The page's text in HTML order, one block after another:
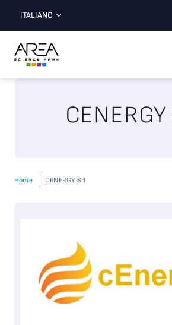
ITALIANO
Home CENERGY Srl